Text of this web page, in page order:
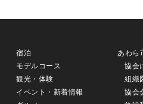
宿泊
モデルコース
観光・体験
イベント・新着情報
あわら
協会
組織
協会